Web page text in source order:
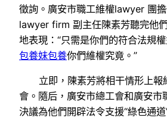
徵詢。廣安市職工維權lawyer 團
lawyer firm 副主任陳素芳聽完他
地表現：“只需是你們的符合法規
包養妹包養你們維權究竟。”
立即，陳素芳將相干情形上報
會。隨后，廣安市總工會和廣安
決議為他們開辟法令支援“綠色通